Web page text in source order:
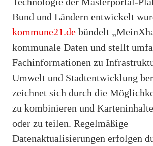
Bund und Ländern entwickelt
kommune21.de bündelt
kommunale Daten und stellt
Fachinformationen zu
Umwelt und Stadtentwicklung
zeichnet sich durch die
zu kombinieren und
oder zu teilen. Regelmäßige
Datenaktualisierungen erfolgen